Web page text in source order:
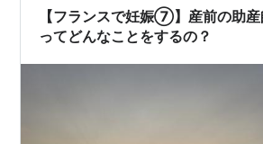
【フランスで妊娠⑦】産前の助産
ってどんなことをするの？